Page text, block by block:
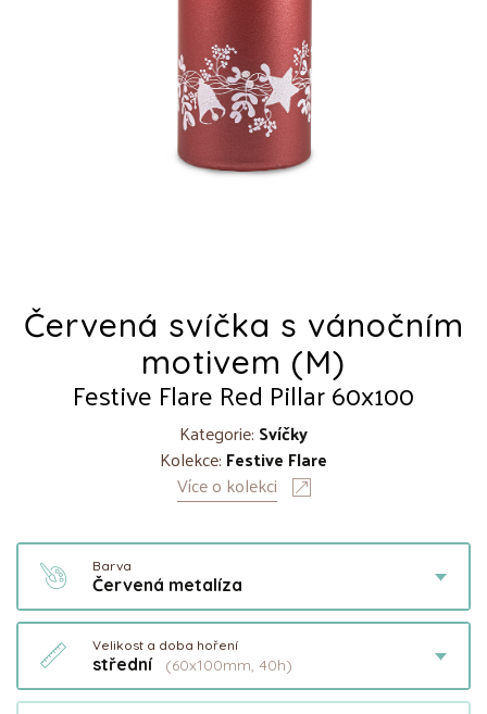
Červená svíčka s vánočním
motivem (M)
Festive Flare Red Pillar 60x100
Kategorie: Svíčky
Kolekce: Festive Flare
Více o kolekci
Barva
Červená metalíza
Velikost a doba hoření
střední (60x100mm, 40h)